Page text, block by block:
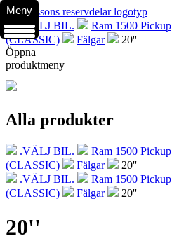
.VÄLJ BIL. Ram 1500 Pickup
(CLASSIC)
Fälgar
20''
Öppna
produktmeny
Alla produkter
.VÄLJ BIL. Ram 1500 Pickup
(CLASSIC)
Fälgar
20''
.VÄLJ BIL.
Ram 1500 Pickup
(CLASSIC)
Fälgar 20''
20''
Meny